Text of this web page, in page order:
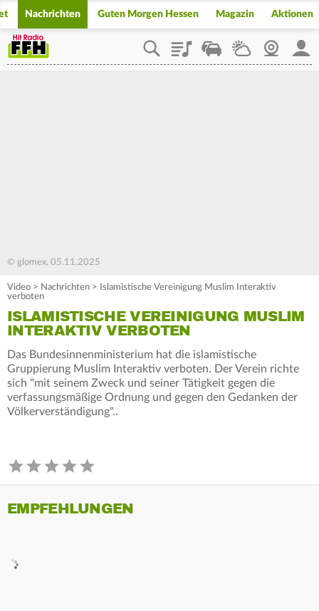
Nachrichten Guten Morgen Hessen Magazin Aktionen
PlaylistStaupilotWetterWebcam
© glomex, 05.11.2025
Video > Nachrichten >
Islamistische Vereinigung Muslim Interaktiv
verboten
ISLAMISTISCHE VEREINIGUNG MUSLIM
INTERAKTIV VERBOTEN
Das Bundesinnenministerium hat die islamistische
Gruppierung Muslim Interaktiv verboten. Der Verein richte
sich "mit seinem Zweck und seiner Tätigkeit gegen die
verfassungsmäßige Ordnung und gegen den Gedanken der
Völkerverständigung"..
EMPFEHLUNGEN